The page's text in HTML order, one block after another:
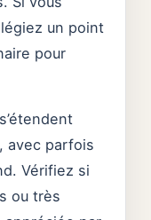
un point
pour
avec parfois
Vérifiez si
ou très